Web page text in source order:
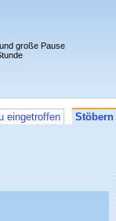
große Pause
eingetroffen Stöbern